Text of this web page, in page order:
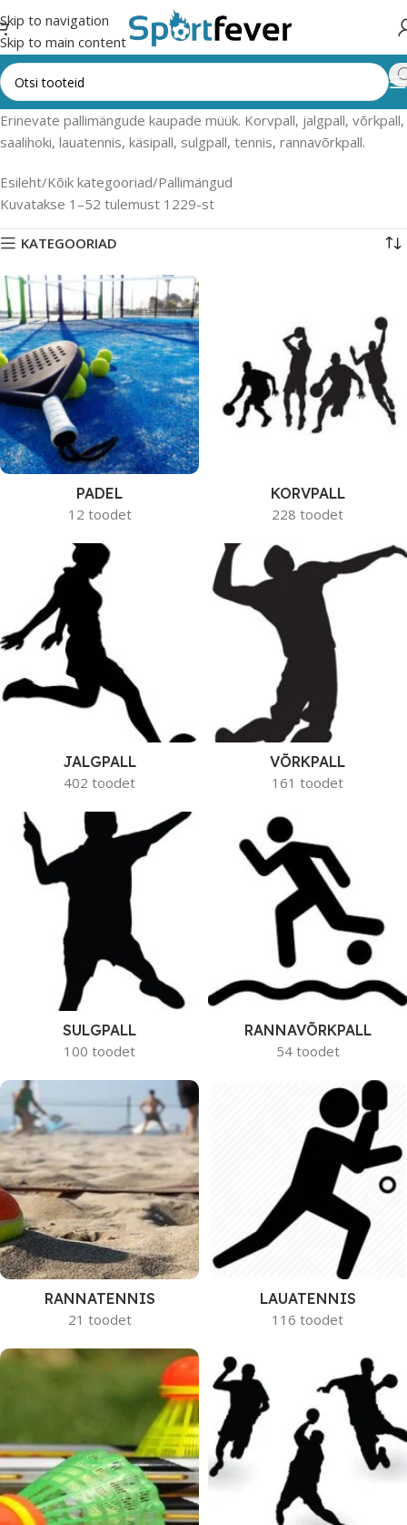
Skip to navigation
Skip to main content
Erinevate pallimängude kaupade müük. Korvpall, jalgpall, võrkpall,
saalihoki, lauatennis, käsipall, sulgpall, tennis, rannavõrkpall.
Esileht Kõik kategooriad Pallimängud
Kuvatakse 1–52 tulemust 1229-st
KATEGOORIAD
PADEL
12 toodet
KORVPALL
228 toodet
JALGPALL
402 toodet
VÕRKPALL
161 toodet
SULGPALL
100 toodet
RANNAVÕRKPALL
54 toodet
RANNATENNIS
21 toodet
LAUATENNIS
116 toodet